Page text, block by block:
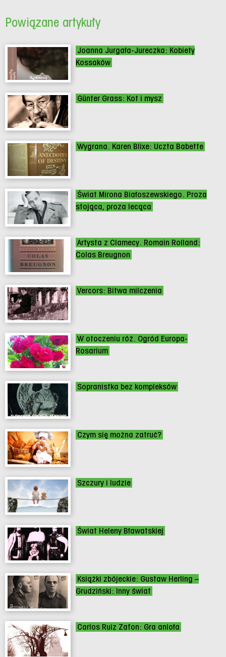
Powiązane artykuły
Joanna Jurgała-Jureczka: Kobiety
Kossaków
Günter Grass: Kot i mysz
Wygrana. Karen Blixe: Uczta Babette
Świat Mirona Białoszewskiego. Proza
stojąca, proza lecąca
Artysta z Clamecy. Romain Rolland:
Colas Breugnon
Vercors: Bitwa milczenia
W otoczeniu róż. Ogród Europa-
Rosarium
Sopranistka bez kompleksów
Czym się można zatruć?
Szczury i ludzie
Świat Heleny Bławatskiej
Książki zbójeckie: Gustaw Herling –
Grudziński: Inny świat
Carlos Ruiz Zafon: Gra anioła